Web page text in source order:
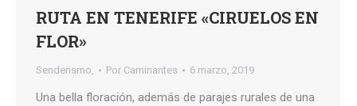
RUTA EN TENERIFE «CIRUELOS EN
FLOR»
Senderismo, Por Caminantes 6 marzo, 2019
Una bella floración, además de parajes rurales de una